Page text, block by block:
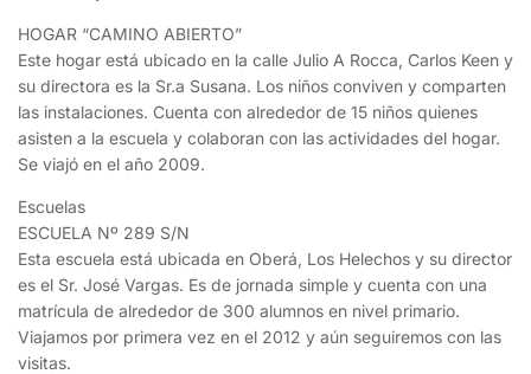
HOGAR “CAMINO ABIERTO”
Este hogar está ubicado en la calle Julio A Rocca, Carlos Keen y
su directora es la Sr.a Susana. Los niños conviven y comparten
las instalaciones. Cuenta con alrededor de 15 niños quienes
asisten a la escuela y colaboran con las actividades del hogar.
Se viajó en el año 2009.
Escuelas
ESCUELA Nº 289 S/N
Esta escuela está ubicada en Oberá, Los Helechos y su director
es el Sr. José Vargas. Es de jornada simple y cuenta con una
matrícula de alrededor de 300 alumnos en nivel primario.
Viajamos por primera vez en el 2012 y aún seguiremos con las
visitas.